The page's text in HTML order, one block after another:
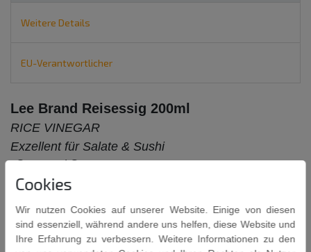
Weitere Details
EU-Verantwortlicher
Lee Brand Reisessig 200ml
RICE VINEGAR
Exzellent für Salate & Sushi
- Seasoned Gourmet
Cookies
Wir nutzen Cookies auf unserer Website. Einige von diesen
sind essenziell, während andere uns helfen, diese Website und
Ihre Erfahrung zu verbessern. Weitere Informationen zu den